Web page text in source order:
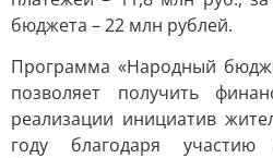
бюджета – 22 млн рублей.
Программа «Народный
позволяет получить
реализации инициатив
году благодаря